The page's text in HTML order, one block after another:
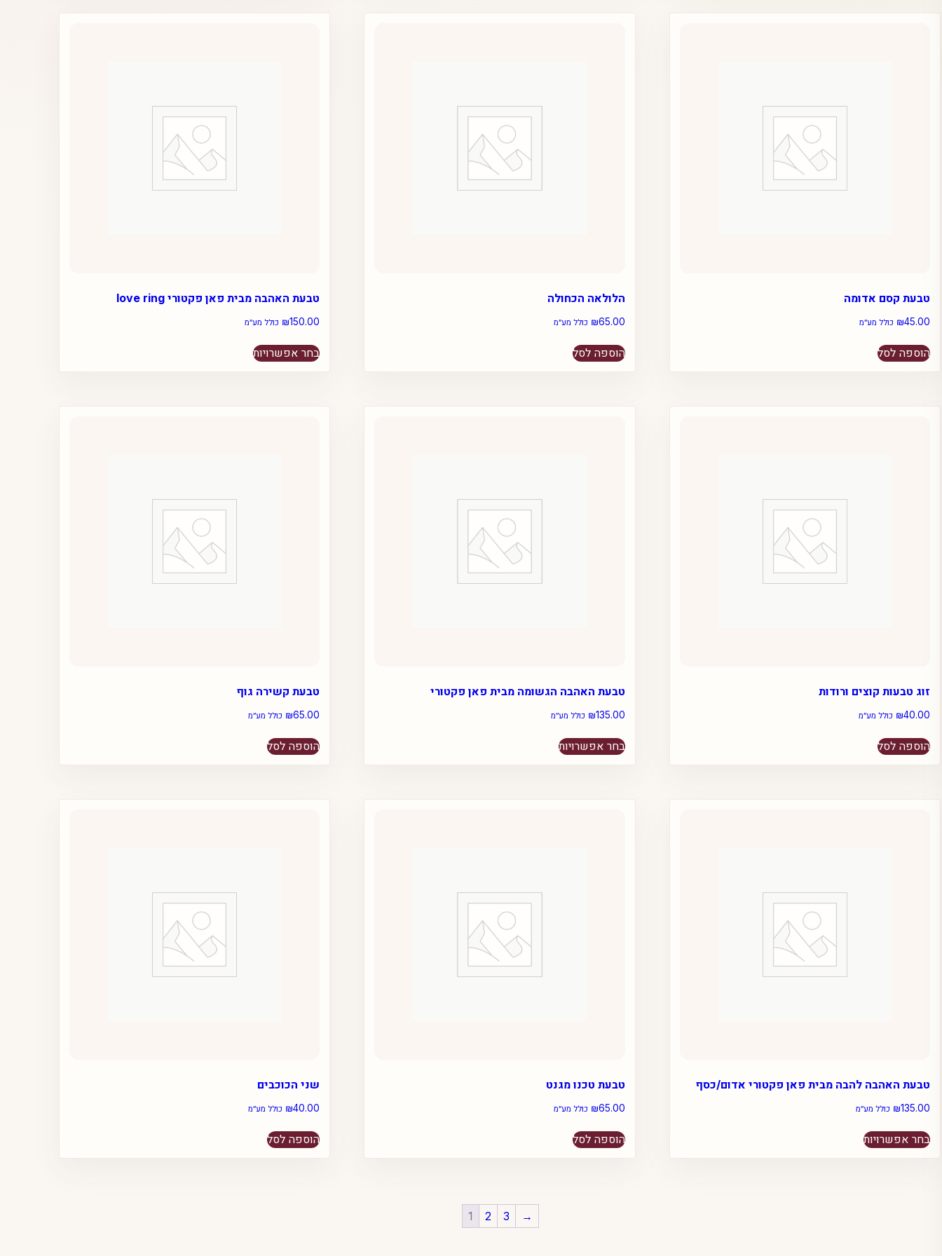
טבעת האהבה מבית פאן פקטורי love ring
₪150.00 כולל מע״מ
בחר אפשרויותזה
המוצר
הלולאה הכחולה
₪65.00 כולל מע״מ
הוספה לסל
טבעת קסם אדומה
₪45.00 כולל מע״מ
הוספה לסל
טבעת קשירה גוף
₪65.00 כולל מע״מ
הוספה לסל
טבעת האהבה הגשומה מבית פאן פקטורי
₪135.00 כולל מע״מ
בחר אפשרויותזה
המוצר
זוג טבעות קוצים ורודות
₪40.00 כולל מע״מ
הוספה לסל
שני הכוכבים
₪40.00 כולל מע״מ
הוספה לסל
טבעת טכנו מגנט
₪65.00 כולל מע״מ
הוספה לסל
טבעת האהבה להבה מבית פאן פקטורי אדום/כסף
₪135.00 כולל מע״מ
בחר אפשרויותזה
1 2 3 →